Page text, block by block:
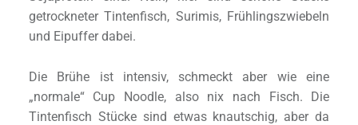
getrockneter Tintenfisch, Surimis, Frühlingszwiebeln
und Eipuffer dabei.
Die Brühe ist intensiv, schmeckt aber wie eine
„normale“ Cup Noodle, also nix nach Fisch. Die
Tintenfisch Stücke sind etwas knautschig, aber da